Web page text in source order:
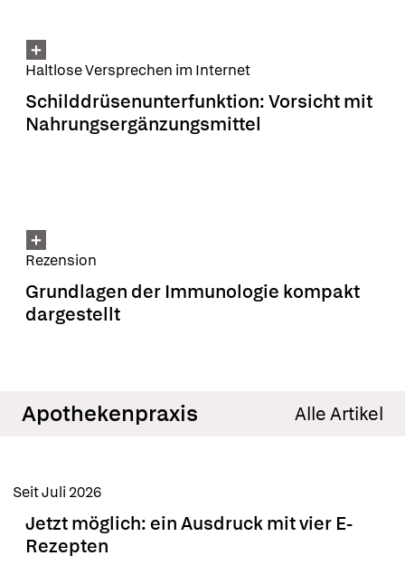
potenzielle Fehlerquellen.
Schilddrüsenunterfunktion: Vorsicht mit
Nahrungsergänzungsmittel
Haltlose Versprechen im Internet
Grundlagen der Immunologie kompakt
dargestellt
Rezension
Apothekenpraxis Alle Artikel
Jetzt möglich: ein Ausdruck mit vier E-
Rezepten
Seit Juli 2026